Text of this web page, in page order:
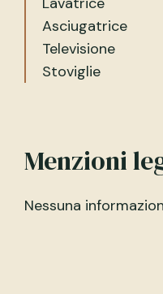
Asciugatrice
Televisione
Stoviglie
Menzioni
Nessuna